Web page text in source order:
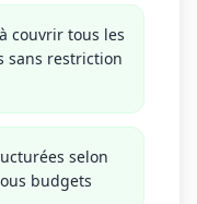
couvrir tous les
sans restriction
selon
budgets